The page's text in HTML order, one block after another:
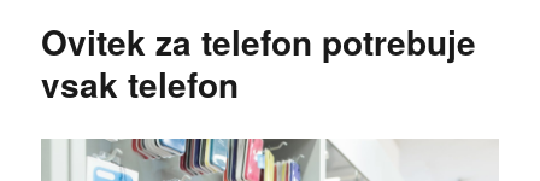
Ovitek za telefon potrebuje
vsak telefon